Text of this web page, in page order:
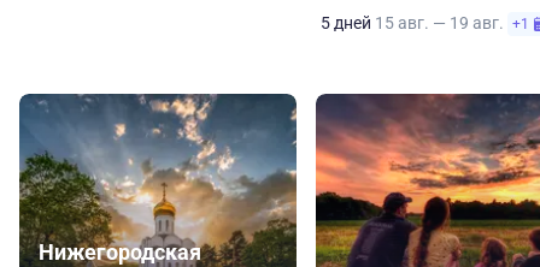
5 дней 15 авг. — 19 авг. +1
Нижегородская